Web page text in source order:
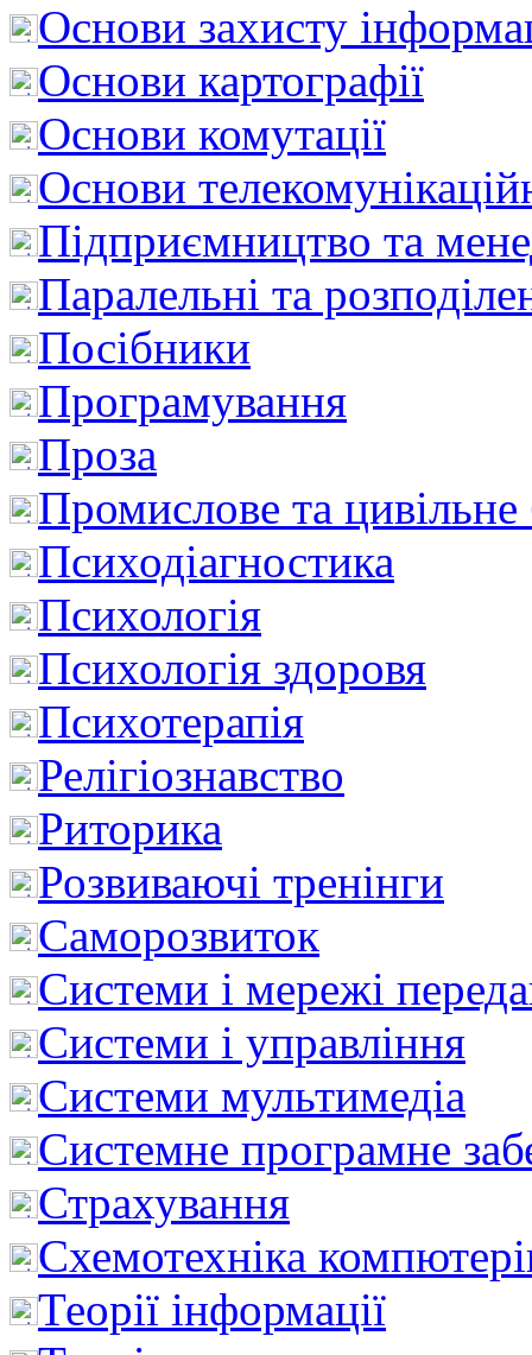
Основи захисту
Основи картографії
Основи комутації
Основи
Підприємництво та
Паралельні та
Посібники
Програмування
Проза
Промислове та цивільне
Психодіагностика
Психологія
Психологія здоровя
Психотерапія
Релігіознавство
Риторика
Розвиваючі тренінги
Саморозвиток
Системи і мережі
Системи і управління
Системи мультимедіа
Системне програмне
Страхування
Схемотехніка
Теорії інформації